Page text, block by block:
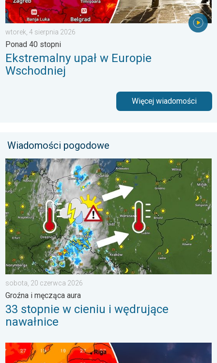
wtorek, 4 sierpnia 2026
Ponad 40 stopni
Ekstremalny upał w Europie
Wschodniej
Więcej wiadomości
Wiadomości pogodowe
33 stopnie w cieniu i wędrujące nawałnice. Groźna i
sobota, 20 czerwca 2026
Groźna i męcząca aura
33 stopnie w cieniu i wędrujące
nawałnice
Silny upał i burzowe chmury. Niebezpieczna pogoda. . .